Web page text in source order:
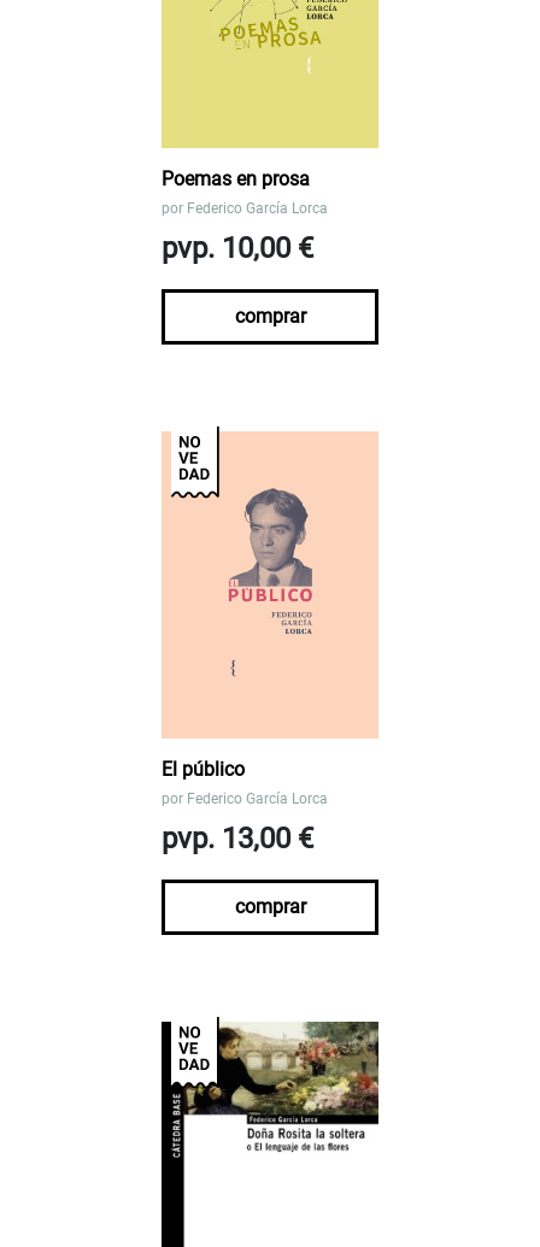
Poemas en prosa
por Federico García Lorca
pvp. 10,00 €
comprar
El público
por Federico García Lorca
pvp. 13,00 €
comprar